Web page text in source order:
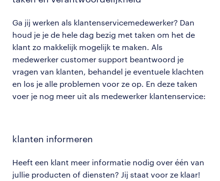
Ga jij werken als klantenservicemedewerker? Dan
houd je je de hele dag bezig met taken om het de
klant zo makkelijk mogelijk te maken. Als
medewerker customer support beantwoord je
vragen van klanten, behandel je eventuele klachten
en los je alle problemen voor ze op. En deze taken
voer je nog meer uit als medewerker klantenservice:
klanten informeren
Heeft een klant meer informatie nodig over één van
jullie producten of diensten? Jij staat voor ze klaar!